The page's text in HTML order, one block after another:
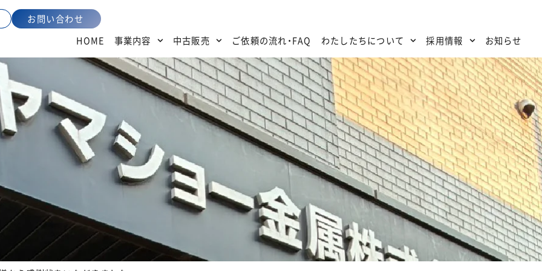
お問い合わせ
HOME
事業内容 中古販売 ご依頼の流れ・FAQ わたしたちについて 採用情報 お知らせ